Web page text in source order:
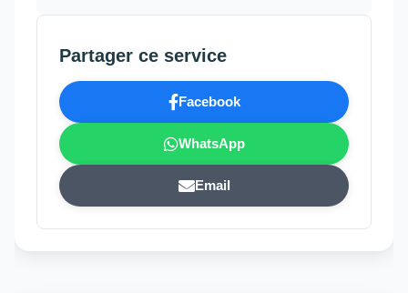
Partager ce service
Facebook
WhatsApp
Email